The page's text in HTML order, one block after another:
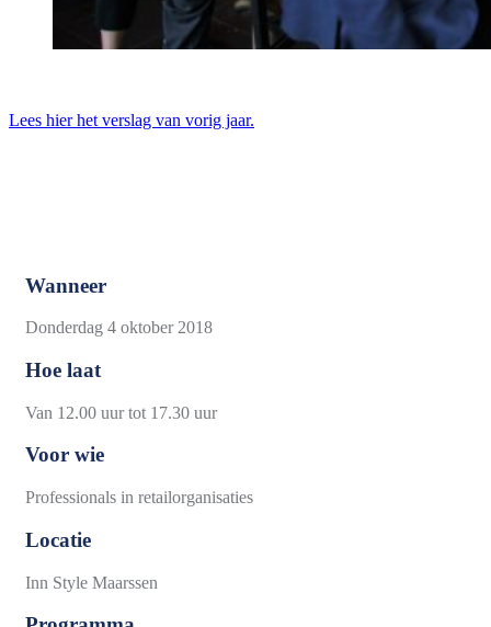
Lees hier het verslag van vorig jaar.
Wanneer
Donderdag 4 oktober 2018
Hoe laat
Van 12.00 uur tot 17.30 uur
Voor wie
Professionals in retailorganisaties
Locatie
Inn Style Maarssen